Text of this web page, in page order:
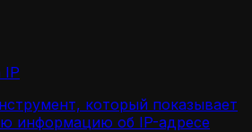
IP
который показывает
информацию об IP-адресе